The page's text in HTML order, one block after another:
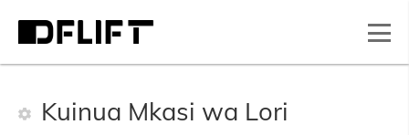
Kuinua Mkasi wa Lori